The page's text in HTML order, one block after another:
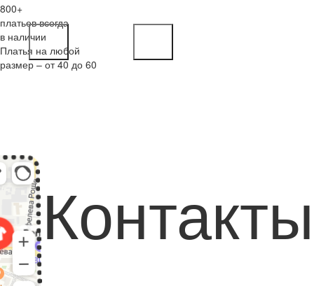
800+
платьев всегда
в наличии
Платья на любой
размер – от 40 до 60
Контакты